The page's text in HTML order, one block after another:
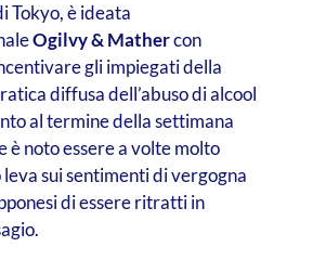
Tokyo, è ideata
Ogilvy & Mathercon
gli impiegati della
diffusa dell’abuso di alcool
al termine della settimana
è noto essere a volte molto
sui sentimenti di vergogna
di essere ritratti in